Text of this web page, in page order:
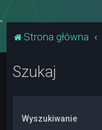
Strona główna
Szukaj
Wyszukiwanie